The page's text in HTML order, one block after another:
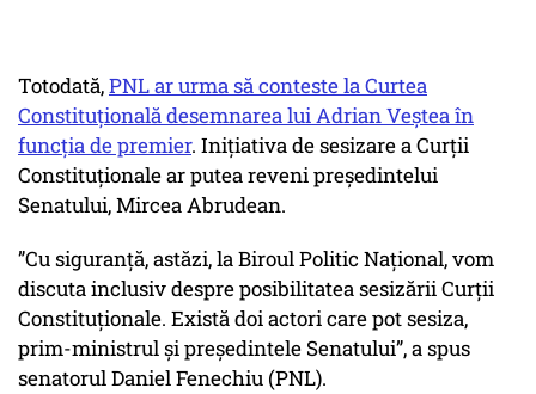
Totodată,PNL ar urma să conteste la Curtea
Constituțională desemnarea lui Adrian Veștea în
funcția de premier. Inițiativa de sesizare a Curții
Constituționale ar putea reveni președintelui
Senatului, Mircea Abrudean.
”Cu siguranţă, astăzi, la Biroul Politic Naţional, vom
discuta inclusiv despre posibilitatea sesizării Curţii
Constituţionale. Există doi actori care pot sesiza,
prim-ministrul şi preşedintele Senatului”, a spus
senatorul Daniel Fenechiu (PNL).